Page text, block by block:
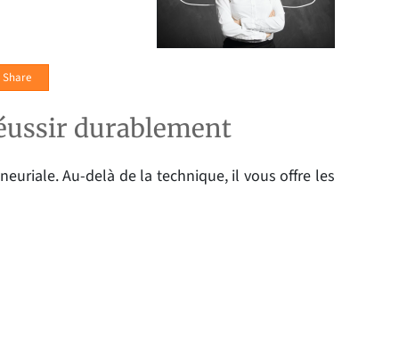
Share
durablement
Au-delà de la technique, il vous offre les